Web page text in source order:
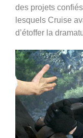
des projets
lesquels Cruise
d’étoffer la